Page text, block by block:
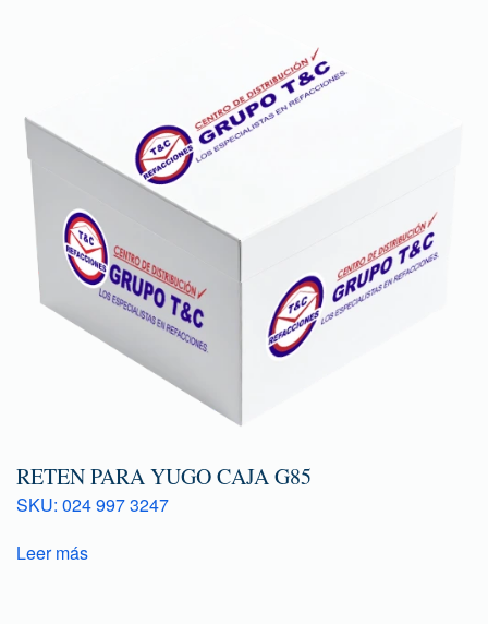
RETEN PARA YUGO CAJA G85
SKU: 024 997 3247
Leer más